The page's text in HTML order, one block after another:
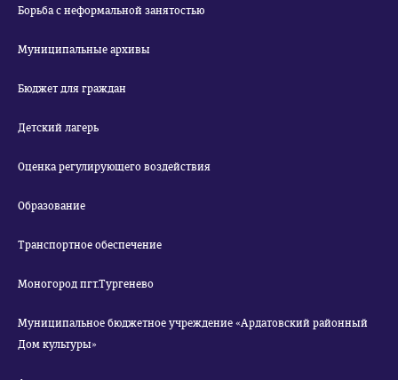
Борьба с неформальной занятостью
Муниципальные архивы
Бюджет для граждан
Детский лагерь
Оценка регулирующего воздействия
Образование
Транспортное обеспечение
Моногород пгт.Тургенево
Муниципальное бюджетное учреждение «Ардатовский районный
Дом культуры»